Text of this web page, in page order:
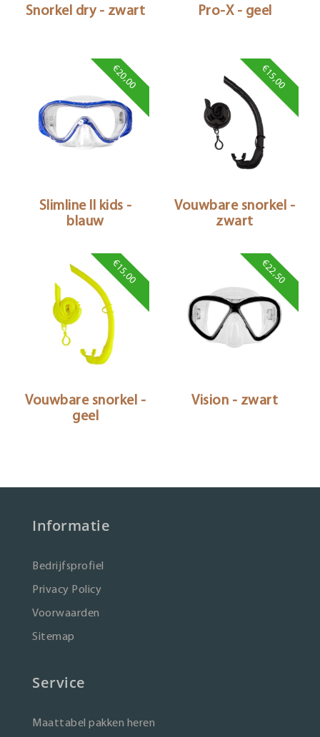
Snorkel dry - zwart Pro-X - geel
€20,00
Slimline II kids -
blauw
€15,00
Vouwbare snorkel -
zwart
€15,00
Vouwbare snorkel -
geel
€22,50
Vision - zwart
Informatie
Bedrijfsprofiel
Privacy Policy
Voorwaarden
Sitemap
Service
Maattabel pakken heren